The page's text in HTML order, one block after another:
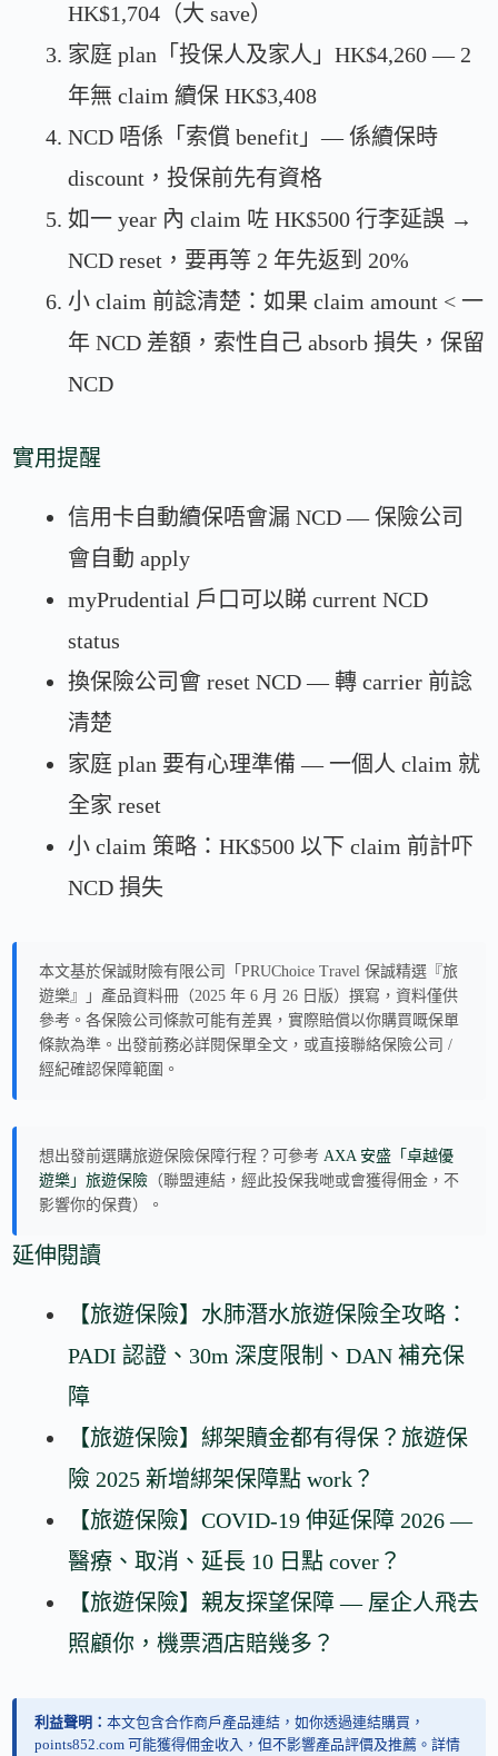
HK$1,704（大 save）
家庭 plan「投保人及家人」HK$4,260 — 2
年無 claim 續保 HK$3,408
NCD 唔係「索償 benefit」— 係續保時
discount，投保前先有資格
如一 year 內 claim 咗 HK$500 行李延誤 →
NCD reset，要再等 2 年先返到 20%
小 claim 前諗清楚：如果 claim amount < 一
年 NCD 差額，索性自己 absorb 損失，保留
NCD
實用提醒
信用卡自動續保唔會漏 NCD — 保險公司
會自動 apply
myPrudential 戶口可以睇 current NCD
status
換保險公司會 reset NCD — 轉 carrier 前諗
清楚
家庭 plan 要有心理準備 — 一個人 claim 就
全家 reset
小 claim 策略：HK$500 以下 claim 前計吓
NCD 損失
本文基於保誠財險有限公司「PRUChoice Travel 保誠精選『旅
遊樂』」產品資料冊（2025 年 6 月 26 日版）撰寫，資料僅供
參考。各保險公司條款可能有差異，實際賠償以你購買嘅保單
條款為準。出發前務必詳閱保單全文，或直接聯絡保險公司 /
經紀確認保障範圍。
想出發前選購旅遊保險保障行程？可參考AXA 安盛「卓越優
遊樂」旅遊保險 （聯盟連結，經此投保我哋或會獲得佣金，不
影響你的保費）。
延伸閱讀
【旅遊保險】水肺潛水旅遊保險全攻略：
PADI 認證、30m 深度限制、DAN 補充保
障
【旅遊保險】綁架贖金都有得保？旅遊保
險 2025 新增綁架保障點 work？
【旅遊保險】COVID-19 伸延保障 2026 —
醫療、取消、延長 10 日點 cover？
【旅遊保險】親友探望保障 — 屋企人飛去
照顧你，機票酒店賠幾多？
利益聲明：本文包含合作商戶產品連結，如你透過連結購買，
points852.com 可能獲得佣金收入，但不影響產品評價及推薦。詳情